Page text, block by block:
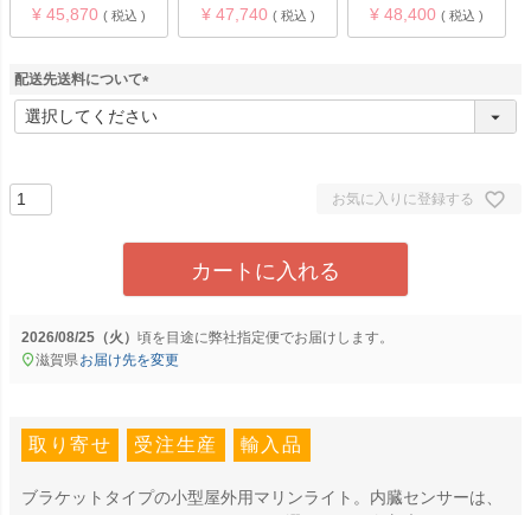
¥ 45,870 税込 ¥ 47,740 税込 ¥ 48,400 税込
配送先送料について
(
必
お気に入りに登録する
カートに入れる
2026/08/25（火） に弊社指定便でお届けします。
滋賀県お届け先を変更
取り寄せ 受注生産 輸入品
ブラケットタイプの小型屋外用マリンライト。内臓センサーは、